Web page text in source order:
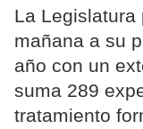
La Legislatura
mañana a su
año con un
suma 289
tratamiento